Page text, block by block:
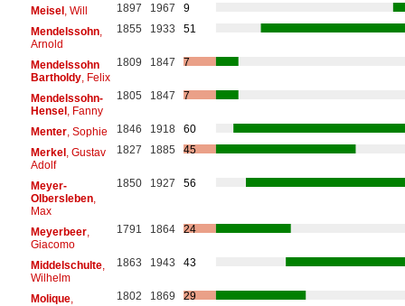
Meisel, Will 1897 1967
9
Mendelssohn,
Arnold
1855 1933 51
Mendelssohn
Bartholdy, Felix
1809 1847 7
Mendelssohn-
Hensel, Fanny
1805 1847 7
Menter, Sophie 1846 1918
60
Merkel, Gustav
Adolf
1827 1885 45
Meyer-
Olbersleben,
Max
1850 1927 56
Meyerbeer,
Giacomo
1791 1864 24
Middelschulte,
Wilhelm
1863 1943 43
Molique,
1802 1869 29